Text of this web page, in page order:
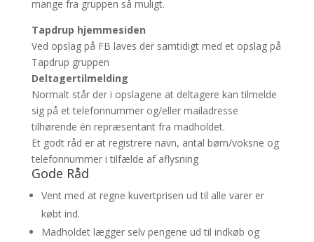
mange fra gruppen så muligt.
Tapdrup hjemmesiden
Ved opslag på FB laves der samtidigt med et opslag på
Tapdrup gruppen
Deltagertilmelding
Normalt står der i opslagene at deltagere kan tilmelde
sig på et telefonnummer og/eller mailadresse
tilhørende én repræsentant fra madholdet.
Et godt råd er at registrere navn, antal børn/voksne og
telefonnummer i tilfælde af aflysning
Gode Råd
Vent med at regne kuvertprisen ud til alle varer er
købt ind.
Madholdet lægger selv pengene ud til indkøb og